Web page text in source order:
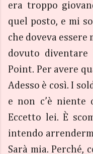
era troppo
quel posto, e mi
che doveva essere
dovuto
Point. Per avere
Adesso è così. I
e non c’è niente
Eccetto lei. È
intendo
Sarà mia. Perché,